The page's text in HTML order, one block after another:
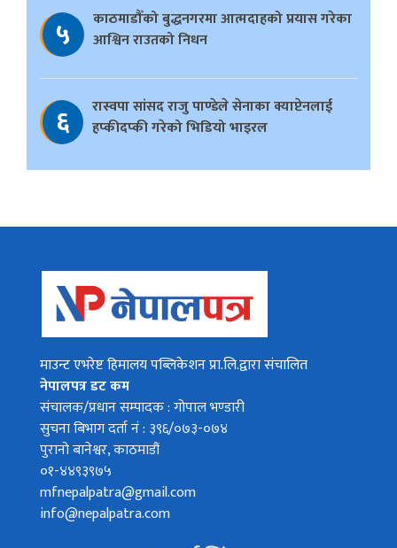
५
काठमाडौँको बुद्धनगरमा आत्मदाहको प्रयास गरेका
आश्विन राउतको निधन
६
रास्वपा सांसद राजु पाण्डेले सेनाका क्याप्टेनलाई
हप्कीदप्की गरेको भिडियो भाइरल
माउन्ट एभरेष्ट हिमालय पब्लिकेशन प्रा.लि.द्वारा संचालित
नेपालपत्र डट कम
संचालक/प्रधान सम्पादक : गोपाल भण्डारी
सुचना बिभाग दर्ता नं : ३९६/०७३-०७४
पुरानो बानेश्वर, काठमाडौं
०१-४४९३९७५
mfnepalpatra@gmail.com
info@nepalpatra.com